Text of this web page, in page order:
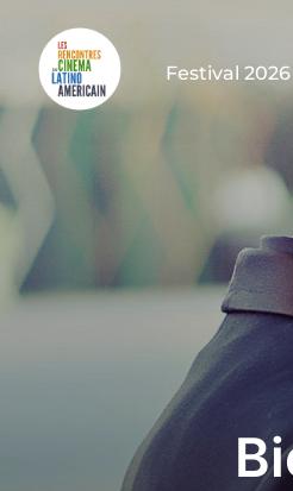
Festival 2026